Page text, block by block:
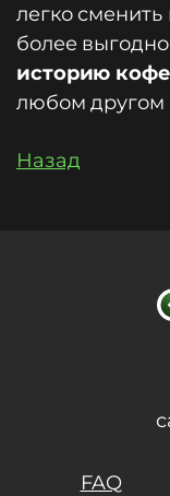
легко
более
историю
любом другом
Назад
FAQ